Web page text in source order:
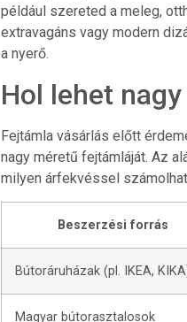
például szereted a meleg,
extravagáns vagy modern
a nyerő.
Hol lehet
Fejtámla vásárlás előtt
nagy méretű fejtámláját. Az
milyen árfekvéssel
Beszerzési forrás
Bútoráruházak (pl. IKEA,
Magyar bútorasztalosok